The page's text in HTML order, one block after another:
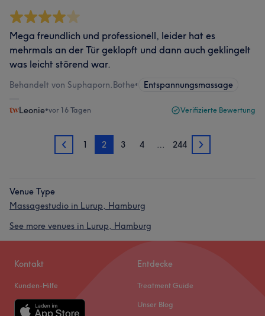
Mega freundlich und professionell, leider hat es
mehrmals an der Tür geklopft und dann auch geklingelt
was leicht störend war.
Behandelt von Suphaporn.Bothe• Entspannungsmassage
Leonie•vor 16 Tagen Verifizierte Bewertung
1 1 2 3 4 … 244 3
Venue Type
Massagestudio in Lurup, Hamburg
See more venues in Lurup, Hamburg
Kontakt
Kunden-Hilfe
Entdecke
Treatment Guide
Unser Blog